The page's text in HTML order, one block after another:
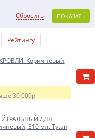
ПОКАЗАТЬ
Сбросить
Рейтингу
Коричневый,
30 000р
ДЛЯ
310 мл. Tytan